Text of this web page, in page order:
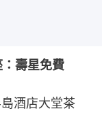
壽星免費
酒店大堂茶